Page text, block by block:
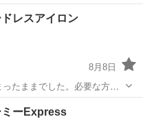
要な方へお譲りしたいで
家電 ティファール
レスアイロン
8月8日
たままでした。必要な方へ
ミーExpress